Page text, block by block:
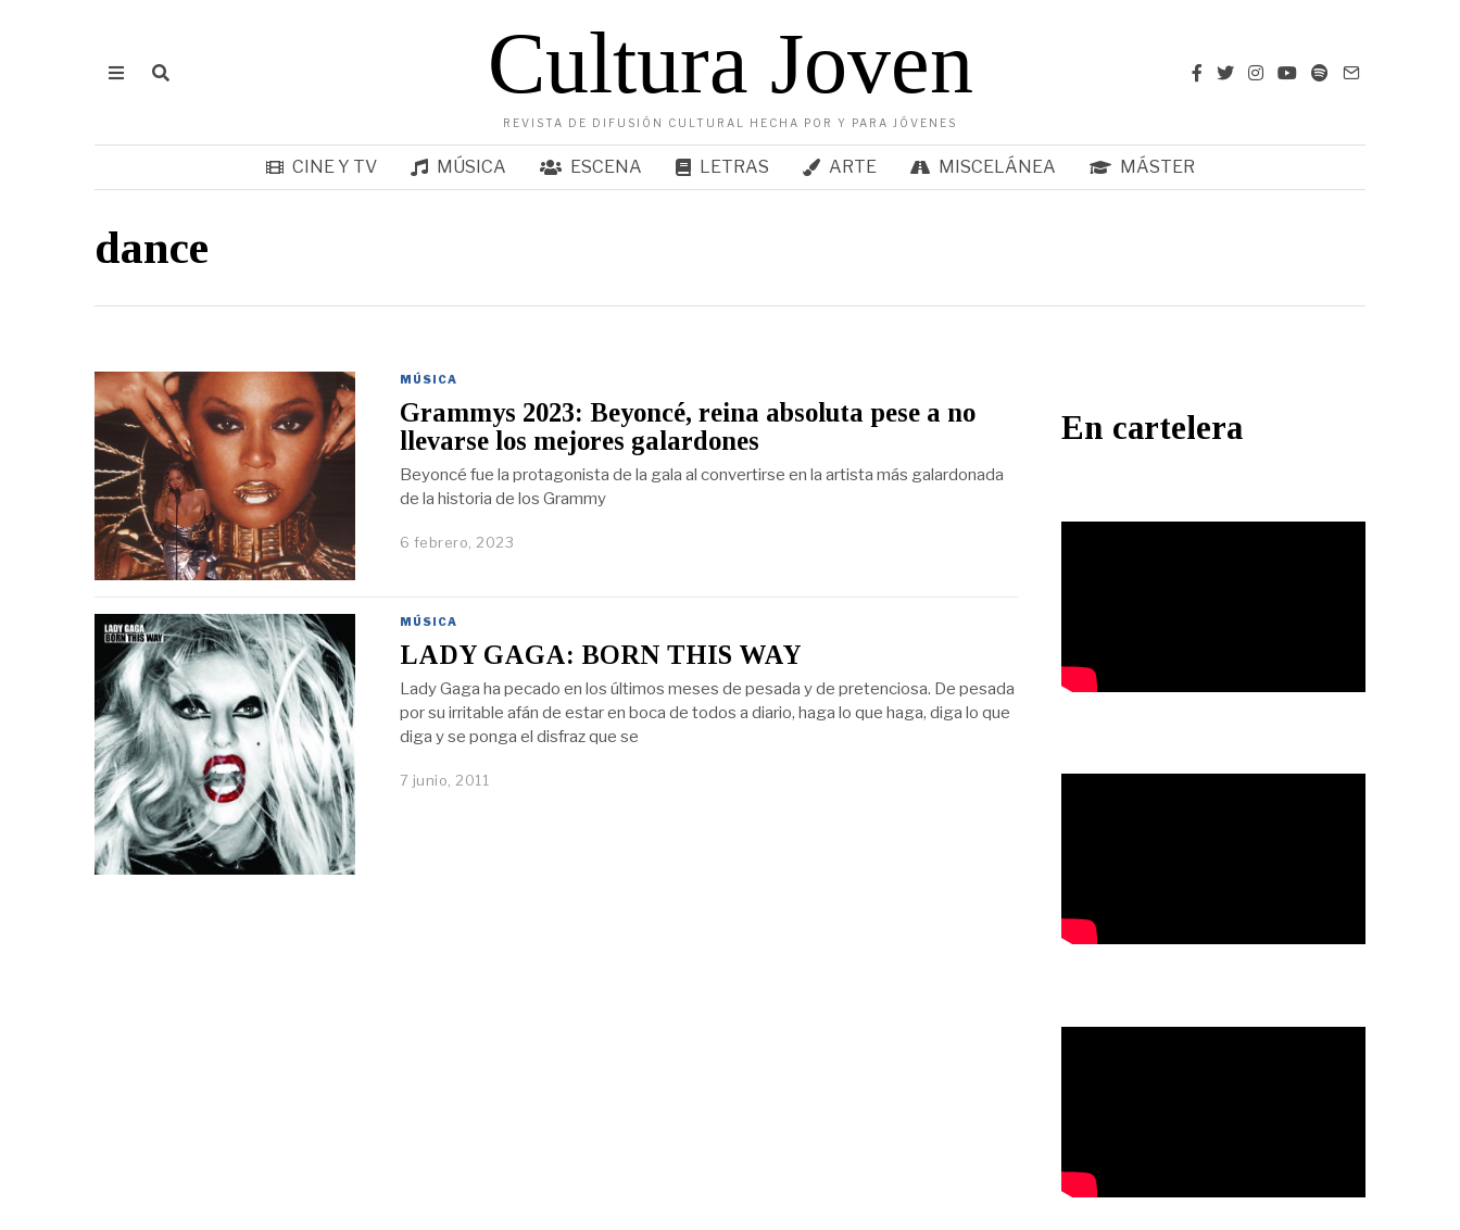
Cultura Joven
REVISTA DE DIFUSIÓN CULTURAL HECHA POR Y PARA JÓVENES
CINE Y TV MÚSICA ESCENA LETRAS ARTE MISCELÁNEA MÁSTER
dance
MÚSICA
Grammys 2023: Beyoncé, reina absoluta pese a no
llevarse los mejores galardones
Beyoncé fue la protagonista de la gala al convertirse en la artista más galardonada
de la historia de los Grammy
6 febrero, 2023
MÚSICA
LADY GAGA: BORN THIS WAY
Lady Gaga ha pecado en los últimos meses de pesada y de pretenciosa. De pesada
por su irritable afán de estar en boca de todos a diario, haga lo que haga, diga lo que
diga y se ponga el disfraz que se
7 junio, 2011
En cartelera